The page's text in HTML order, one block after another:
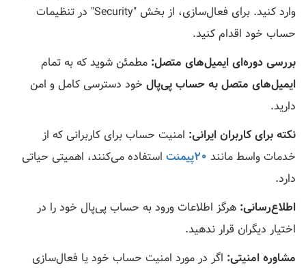
وارد کنید. برای فعال‌سازی، از بخش "Security" در تنظیمات
حساب خود اقدام کنید.
بررسی دوره‌ای ایمیل‌های متصل: مطمئن شوید که به تمام
ایمیل‌های متصل به حساب پی‌پال خود دسترسی کامل و امن
دارید.
نکته برای کاربران ایرانی: امنیت حساب برای کاربرانی که از
خدمات واسط مانند 20پیمنت
استفاده می‌کنند، اهمیتی حیاتی
دارد.
اطلاع‌رسانی: هرگز اطلاعات ورود به حساب پی‌پال خود را در
اختیار دیگران قرار ندهید.
مشاوره امنیتی: اگر در مورد امنیت حساب خود یا فعال‌سازی